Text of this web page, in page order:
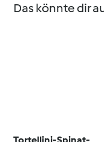
Das könnte dir